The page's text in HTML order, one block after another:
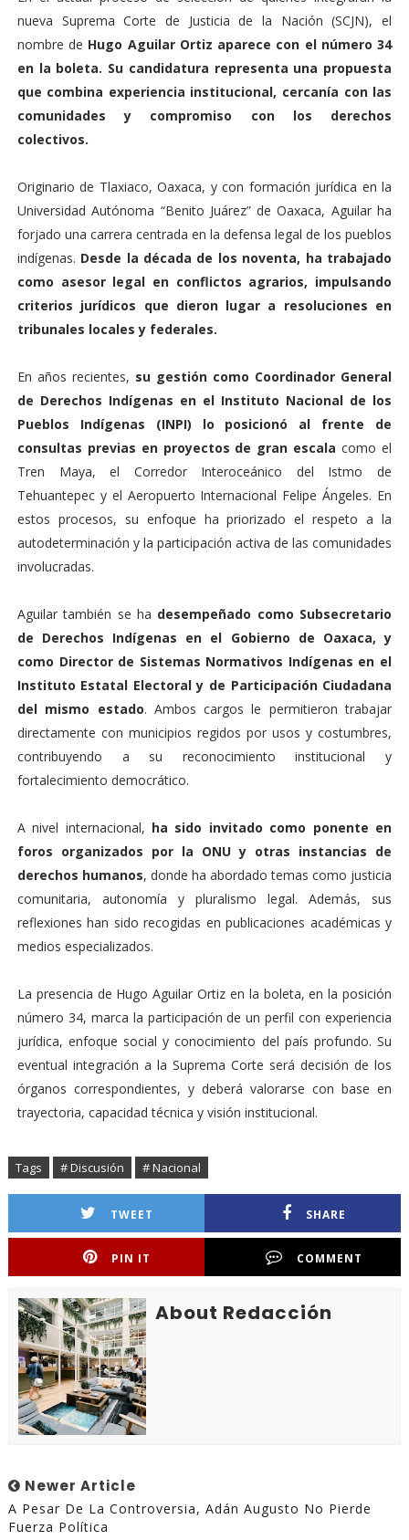
nueva Suprema Corte de Justicia de la Nación (SCJN), el
nombre de Hugo Aguilar Ortiz aparece con el número 34
en la boleta. Su candidatura representa una propuesta
que combina experiencia institucional, cercanía con las
comunidades y compromiso con los derechos
colectivos.
Originario de Tlaxiaco, Oaxaca, y con formación jurídica en la
Universidad Autónoma “Benito Juárez” de Oaxaca, Aguilar ha
forjado una carrera centrada en la defensa legal de los pueblos
indígenas. Desde la década de los noventa, ha trabajado
como asesor legal en conflictos agrarios, impulsando
criterios jurídicos que dieron lugar a resoluciones en
tribunales locales y federales.
En años recientes, su gestión como Coordinador General
de Derechos Indígenas en el Instituto Nacional de los
Pueblos Indígenas (INPI) lo posicionó al frente de
consultas previas en proyectos de gran escala como el
Tren Maya, el Corredor Interoceánico del Istmo de
Tehuantepec y el Aeropuerto Internacional Felipe Ángeles. En
estos procesos, su enfoque ha priorizado el respeto a la
autodeterminación y la participación activa de las comunidades
involucradas.
Aguilar también se ha desempeñado como Subsecretario
de Derechos Indígenas en el Gobierno de Oaxaca, y
como Director de Sistemas Normativos Indígenas en el
Instituto Estatal Electoral y de Participación Ciudadana
del mismo estado. Ambos cargos le permitieron trabajar
directamente con municipios regidos por usos y costumbres,
contribuyendo a su reconocimiento institucional y
fortalecimiento democrático.
A nivel internacional, ha sido invitado como ponente en
foros organizados por la ONU y otras instancias de
derechos humanos, donde ha abordado temas como justicia
comunitaria, autonomía y pluralismo legal. Además, sus
reflexiones han sido recogidas en publicaciones académicas y
medios especializados.
La presencia de Hugo Aguilar Ortiz en la boleta, en la posición
número 34, marca la participación de un perfil con experiencia
jurídica, enfoque social y conocimiento del país profundo. Su
eventual integración a la Suprema Corte será decisión de los
órganos correspondientes, y deberá valorarse con base en
trayectoria, capacidad técnica y visión institucional.
Tags # Discusión # Nacional
TWEET SHARE
PIN IT COMMENT
About Redacción
Newer Article
A Pesar De La Controversia, Adán Augusto No Pierde
Fuerza Política